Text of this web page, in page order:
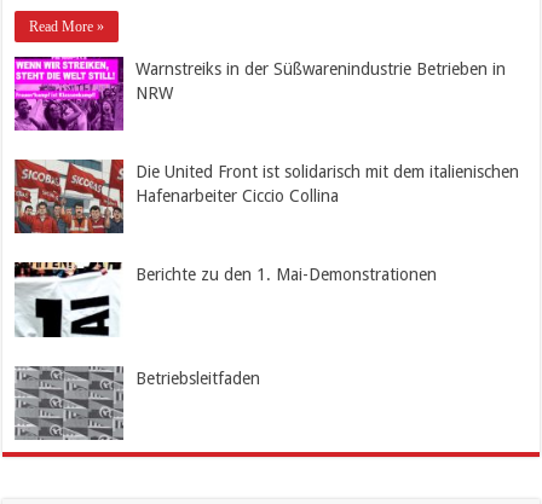
Read More »
Warnstreiks in der Süßwarenindustrie Betrieben in
NRW
Die United Front ist solidarisch mit dem italienischen
Hafenarbeiter Ciccio Collina
Berichte zu den 1. Mai-Demonstrationen
Betriebsleitfaden